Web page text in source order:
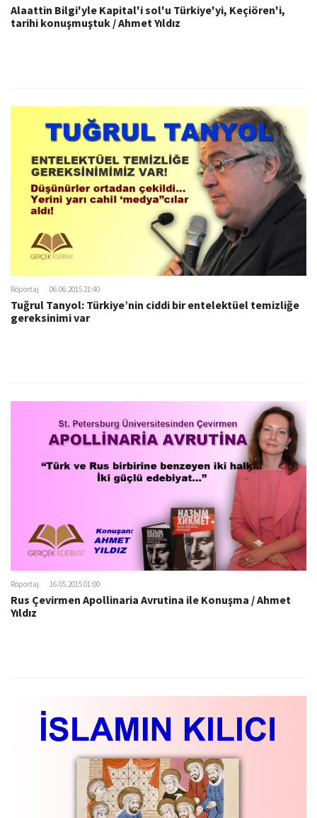
Alaattin Bilgi'yle Kapital'i sol'u Türkiye'yi, Keçiören'i,
tarihi konuşmuştuk / Ahmet Yıldız
Röportaj 06.06.2015 21:40
Tuğrul Tanyol: Türkiye’nin ciddi bir entelektüel temizliğe
gereksinimi var
Röportaj 16.05.2015 01:00
Rus Çevirmen Apollinaria Avrutina ile Konuşma / Ahmet
Yıldız